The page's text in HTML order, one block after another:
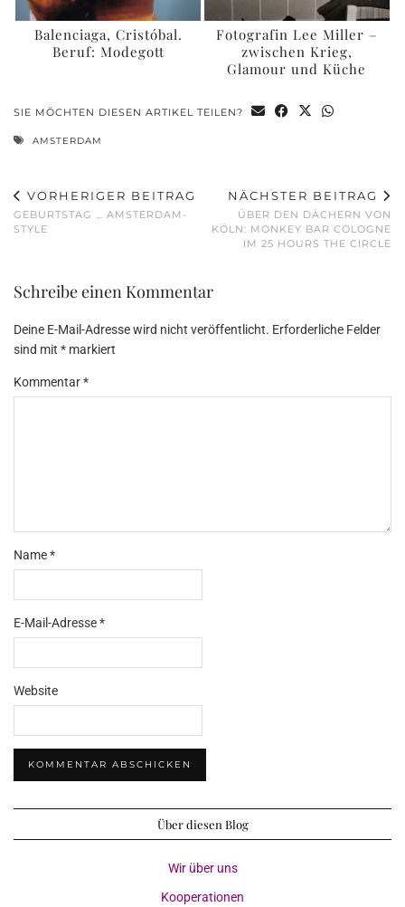
Balenciaga, Cristóbal.
Beruf: Modegott
Fotografin Lee Miller –
zwischen Krieg,
Glamour und Küche
SIE MÖCHTEN DIESEN ARTIKEL TEILEN?
AMSTERDAM
VORHERIGER BEITRAG
GEBURTSTAG … AMSTERDAM-
STYLE
NÄCHSTER BEITRAG
ÜBER DEN DÄCHERN VON
KÖLN: MONKEY BAR COLOGNE
IM 25 HOURS THE CIRCLE
Schreibe einen Kommentar
Deine E-Mail-Adresse wird nicht veröffentlicht. Erforderliche Felder
sind mit * markiert
Kommentar*
Name*
E-Mail-Adresse*
Website
Über diesen Blog
Wir über uns
Kooperationen